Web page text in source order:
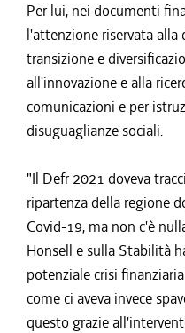
Per lui, nei documenti
l'attenzione riservata alla
transizione e
all'innovazione e alla
comunicazioni e per
disuguaglianze sociali.
"Il Defr 2021 doveva
ripartenza della regione
Covid-19, ma non c'è
Honsell e sulla Stabilità
potenziale crisi
come ci aveva invece
questo grazie